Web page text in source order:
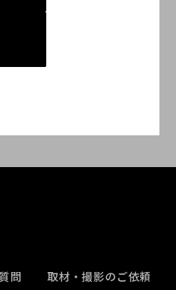
問 取材・撮影のご依頼